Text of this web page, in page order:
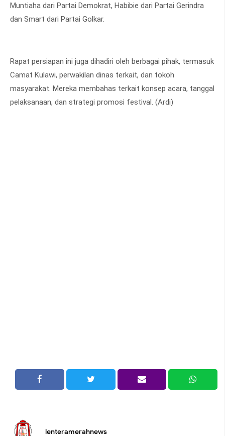
Muntiaha dari Partai Demokrat, Habibie dari Partai Gerindra
dan Smart dari Partai Golkar.
Rapat persiapan ini juga dihadiri oleh berbagai pihak, termasuk
Camat Kulawi, perwakilan dinas terkait, dan tokoh
masyarakat. Mereka membahas terkait konsep acara, tanggal
pelaksanaan, dan strategi promosi festival. (Ardi)
lenteramerahnews